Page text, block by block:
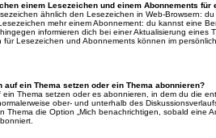
einem Lesezeichen und einem Abonnements für
ähnlich den Lesezeichen in Web-Browsern:
mehr einem Abonnement: du kannst eine
informieren dich bei einer Aktualisierung eines
Lesezeichen und Abonnements können im
ein Thema setzen oder ein Thema abonnieren?
Thema setzen oder es abonnieren, in dem du die
ober- und unterhalb des
Thema die Option „Mich benachrichtigen, sobald eine